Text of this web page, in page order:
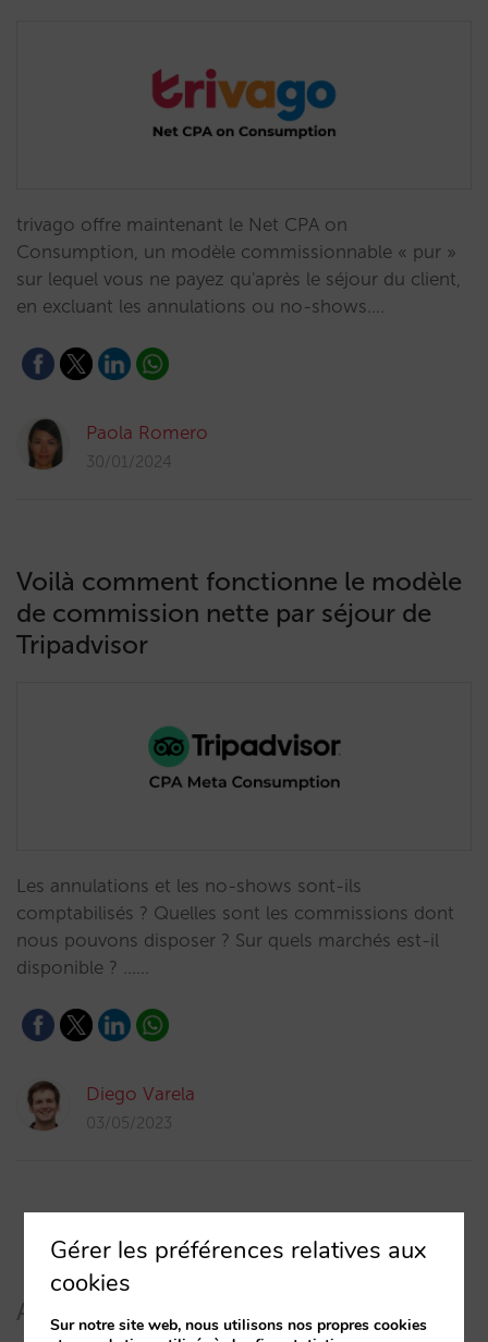
trivago offre maintenant le Net CPA on
Consumption, un modèle commissionnable « pur »
sur lequel vous ne payez qu'après le séjour du client,
en excluant les annulations ou no-shows.…
Paola Romero
30/01/2024
Voilà comment fonctionne le modèle
de commission nette par séjour de
Tripadvisor
Les annulations et les no-shows sont-ils
comptabilisés ? Quelles sont les commissions dont
nous pouvons disposer ? Sur quels marchés est-il
disponible ? ...…
Diego Varela
03/05/2023
Articles récents
Gérer les préférences relatives aux
cookies
Sur notre site web, nous utilisons nos propres cookies